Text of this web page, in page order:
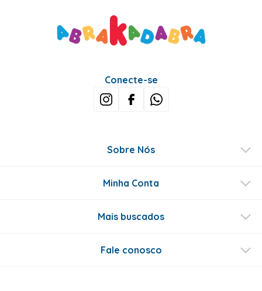
Conecte-se
Sobre Nós
Minha Conta
Mais buscados
Fale conosco